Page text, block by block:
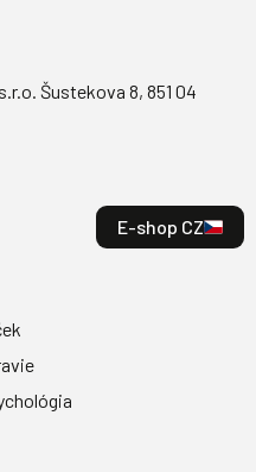
Šustekova 8, 851 04
E-shop CZ